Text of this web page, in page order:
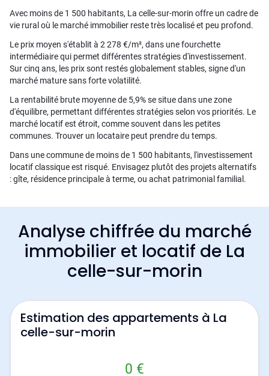
Avec moins de 1 500 habitants, La celle-sur-morin offre un cadre de
vie rural où le marché immobilier reste très localisé et peu profond.
Le prix moyen s'établit à 2 278 €/m², dans une fourchette
intermédiaire qui permet différentes stratégies d'investissement.
Sur cinq ans, les prix sont restés globalement stables, signe d'un
marché mature sans forte volatilité.
La rentabilité brute moyenne de 5,9% se situe dans une zone
d'équilibre, permettant différentes stratégies selon vos priorités. Le
marché locatif est étroit, comme souvent dans les petites
communes. Trouver un locataire peut prendre du temps.
Dans une commune de moins de 1 500 habitants, l'investissement
locatif classique est risqué. Envisagez plutôt des projets alternatifs
: gîte, résidence principale à terme, ou achat patrimonial familial.
Analyse chiffrée du marché
immobilier et locatif de La
celle-sur-morin
Estimation des appartements à La
celle-sur-morin
0 €